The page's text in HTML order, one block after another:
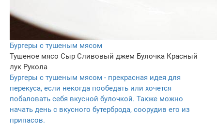
Бургеры с тушеным мясом
Тушеное мясо Сыр Сливовый джем Булочка Красный
лук Рукола
Бургеры с тушеным мясом - прекрасная идея для
перекуса, если некогда пообедать или хочется
побаловать себя вкусной булочкой. Также можно
начать день с вкусного бутерброда, соорудив его из
припасов.